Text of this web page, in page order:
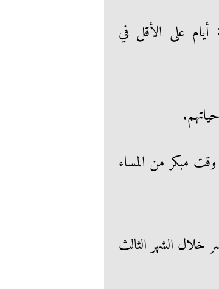
على الأقل في
مبكر من المساء
الشهر الثالث